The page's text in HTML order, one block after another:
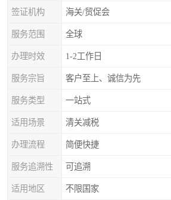
签证机构 海关/贸促会
服务范围 全球
办理时效 1-2工作日
服务宗旨 客户至上、诚信为先
服务类型 一站式
适用场景 清关减税
办理流程 简便快捷
服务追溯性 可追溯
适用地区 不限国家